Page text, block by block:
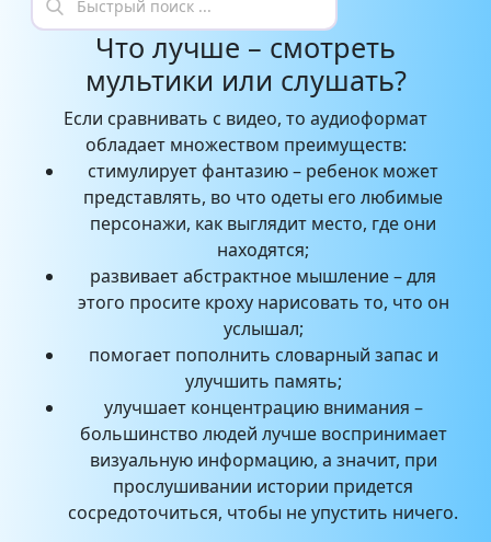
Что лучше – смотреть
мультики или слушать?
Если сравнивать с видео, то аудиоформат
обладает множеством преимуществ:
стимулирует фантазию – ребенок может
представлять, во что одеты его любимые
персонажи, как выглядит место, где они
находятся;
развивает абстрактное мышление – для
этого просите кроху нарисовать то, что он
услышал;
помогает пополнить словарный запас и
улучшить память;
улучшает концентрацию внимания –
большинство людей лучше воспринимает
визуальную информацию, а значит, при
прослушивании истории придется
сосредоточиться, чтобы не упустить ничего.